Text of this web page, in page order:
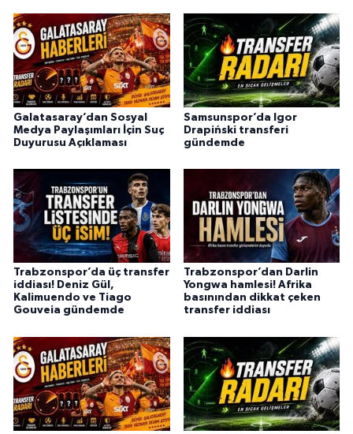
Galatasaray’dan Sosyal
Medya Paylaşımları İçin Suç
Duyurusu Açıklaması
Samsunspor’da Igor
Drapiński transferi
gündemde
Trabzonspor’da üç transfer
iddiası! Deniz Gül,
Kalimuendo ve Tiago
Gouveia gündemde
Trabzonspor’dan Darlin
Yongwa hamlesi! Afrika
basınından dikkat çeken
transfer iddiası